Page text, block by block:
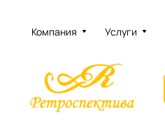
Компания Услуги